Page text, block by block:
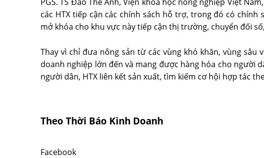
các HTX tiếp cận các chính sách hỗ trợ, trong đó có
mở khóa cho khu vực này tiếp cận thị trường, chuyển đối
Thay vì chỉ đưa nông sản từ các vùng khó khăn, vùng
doanh nghiệp lớn đến và mang được hàng hóa cho người
người dân, HTX liên kết sản xuất, tìm kiếm cơ hội hợp tác
Theo Thời Báo Kinh Doanh
Facebook